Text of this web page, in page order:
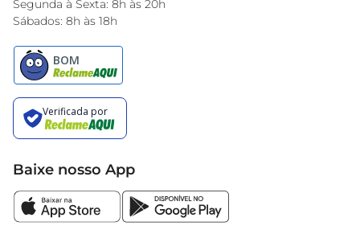
Segunda à Sexta: 8h às 20h
Sábados: 8h às 18h
Baixe nosso App